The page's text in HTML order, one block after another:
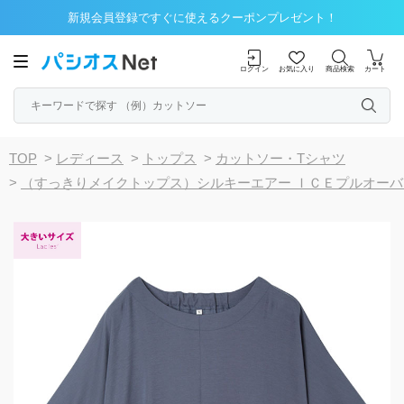
新規会員登録ですぐに使えるクーポンプレゼント！
ログイン お気に入り 商品検索 カート
TOP > レディース > トップス > カットソー・Tシャツ
>
（すっきりメイクトップス）シルキーエアー ＩＣＥプルオー